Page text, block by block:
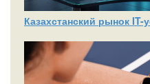
Казахстанский рынок